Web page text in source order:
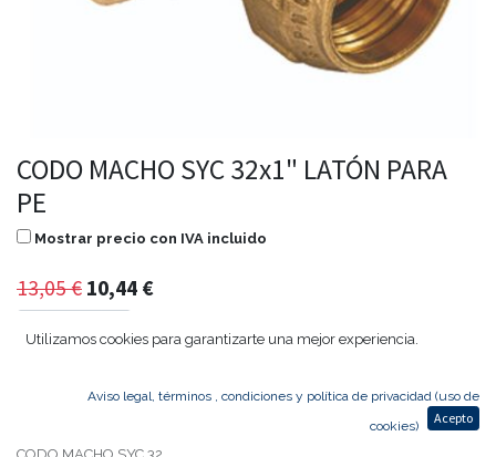
CODO MACHO SYC 32x1" LATÓN PARA
PE
Mostrar precio con IVA incluido
13,05€ 10,44 €
CODO MACHO SYC 32
Utilizamos cookies para garantizarte una mejor experiencia.
Aviso legal, términos , condiciones y política de privacidad (uso de
cookies)
Acepto